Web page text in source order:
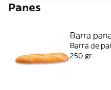
Panes
Barra
Barra de
250 gr